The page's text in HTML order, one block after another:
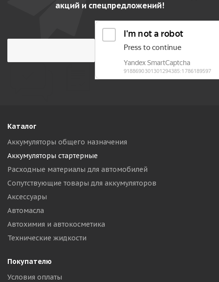
акций и спецпредложений!
Каталог
Аккумуляторы общего назначения
Аккумуляторы стартерные
Расходные материалы для автомобилей
Сопутствующие товары для аккумуляторов
Аксессуары
Автомасла
Автохимия и автокосметика
Технические жидкости
Покупателю
Условия оплаты